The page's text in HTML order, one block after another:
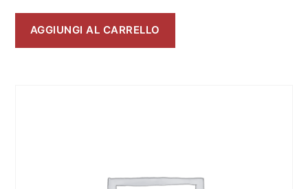
AGGIUNGI AL CARRELLO